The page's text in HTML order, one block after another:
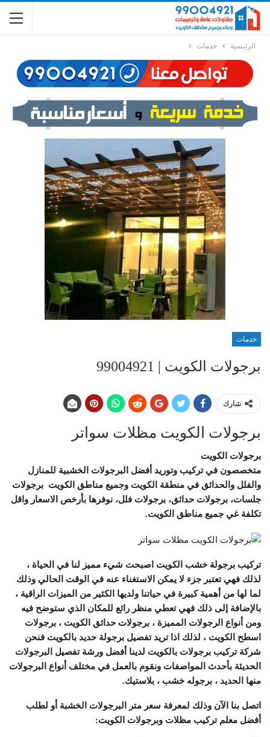
الرئيسية خدمات
خدمات
برجولات الكويت | 99004921
شارك
برجولات الكويت مظلات سواتر
برجولات الكويت
متخصصون في تركيب وتوريد أفضل البرجولات الخشبية للمنازل
والفلل والحدائق في منطقة الكويت وجميع مناطق الكويت برجولات
جلسات، برجولات حدائق، برجولات فلل، نوفرها بأرخص الاسعار واقل
تكلفة غي جميع مناطق الكويت.
تركيب برجولة خشب الكويت اصبحت شيء مميز لنا في الحياة ،
لذلك فهي تعتبر جزء لا يمكن الاستغناء عنه في الوقت الحالي وذلك
لما لها من أهمية كبيرة في حياتنا ولديها الكثير من الميزات الراقية ،
بالإضافة إلى ذلك فهي تعطي منظر رائع للمكان الذي ستوضح فيه
ومن أنواع الرجولات المميزة ، برجولات حدائق الكويت ، برجولات
اسطح الكويت ، لذلك اذا تريد تفصيل برجولة حديد بالكويت فنحن
شركة تركيب برجولات بالكويت لدينا أفضل ورشة تفصيل البرجولات
الحديثة بأحدث المواصفات ونقوم بالعمل في مختلف أنواع البرجولات
منها الحديد ، برجوله خشب ، بلاستيك.
اتصل بنا الآن وذلك لمعرفة سعر متر البرجولات الخشبة أو لطلب
أفضل معلم تركيب مظلات وبرجولات الكويت: